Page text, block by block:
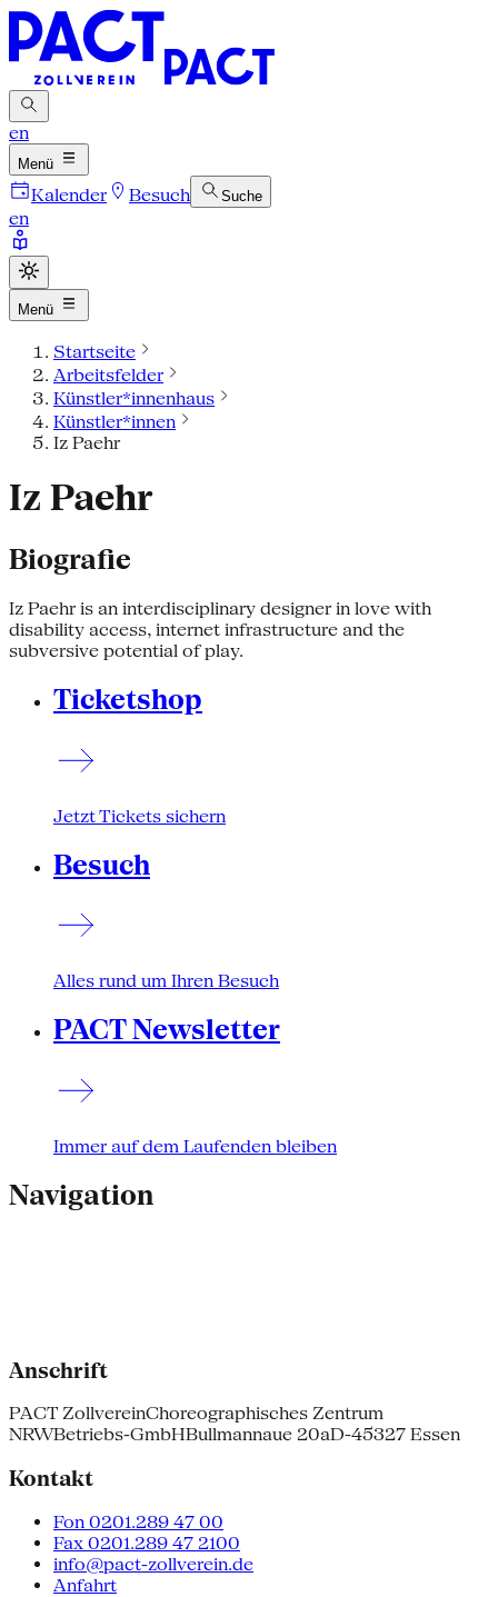
en
Menü
Kalender Besuch Suche
en
Menü
Startseite
Arbeitsfelder
Künstler*innenhaus
Künstler*innen
Iz Paehr
Iz Paehr
Biografie
Iz Paehr is an interdisciplinary designer in love with
disability access, internet infrastructure and the
subversive potential of play.
Ticketshop
Jetzt Tickets sichern
Besuch
Alles rund um Ihren Besuch
PACT Newsletter
Immer auf dem Laufenden bleiben
Navigation
Anschrift
PACT ZollvereinChoreographisches Zentrum
NRWBetriebs-GmbHBullmannaue 20aD-45327 Essen
Kontakt
Fon 0201.289 47 00
Fax 0201.289 47 2100
info@pact-zollverein.de
Anfahrt